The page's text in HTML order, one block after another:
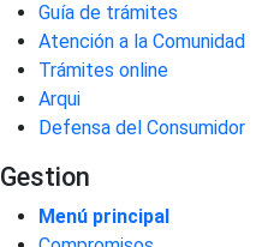
Guía de trámites
Atención a la Comunidad
Trámites online
Arqui
Defensa del Consumidor
Gestion
Menú principal